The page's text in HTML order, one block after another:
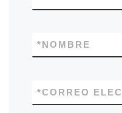
NOMBRE
*
CORREO
*